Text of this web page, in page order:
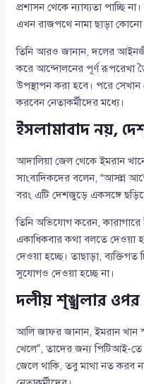
প্রশাসন থেকে ন্যায্যতা পাচ্ছি
এখন রাজপথে নামা ছাড়া কোনো
তিনি আরও জানান, দলের
করে আন্দোলনের পূর্ণ রূপরেখা
উপস্থাপন করা হবে। পরে সেখান
করবেন নেতাকর্মীদের মধ্যে।
ইসলামাবাদ নয়,
আদালিয়া জেল থেকে ইমরান
সাংবাদিকদের বলেন, “আসন্ন
বরং এটি দেশজুড়ে একসঙ্গে
তিনি অভিযোগ করেন, কারাগারে
একাধিকবার কথা বলতে দেওয়া
দেওয়া হচ্ছে। তাছাড়া, ব্যক্তিগত
সুযোগও দেওয়া হচ্ছে না।
দলীয় শৃঙ্খলার
আলি জাফর জানান, ইমরান খান
খেলে”, তাদের জন্য পিটিআই-
জেলে থাকি, তবু মাথা নত করব